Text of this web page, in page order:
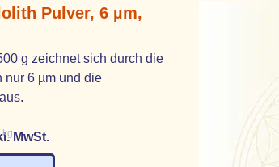
Pulver, 6 µm,
g zeichnet sich durch die
nur 6 µm und die
MwSt.
kg